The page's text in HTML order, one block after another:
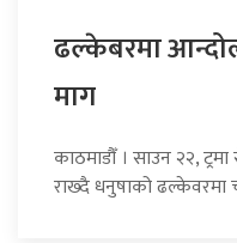
ढल्केबरमा
माग
काठमाडौँ । साउन २२, ट्रमा
राख्दै धनुषाको